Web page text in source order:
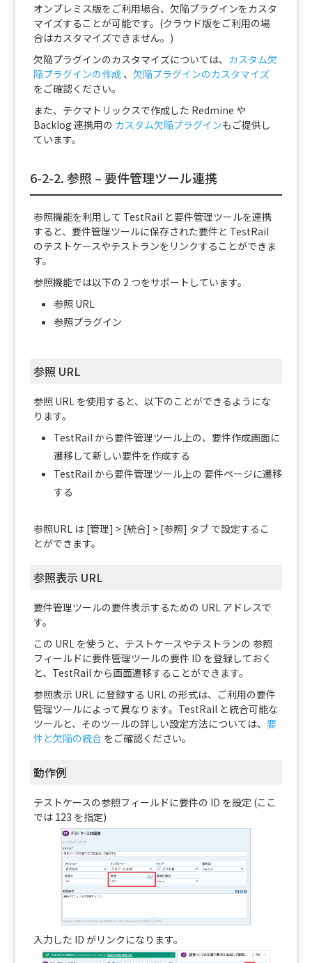
オンプレミス版をご利用場合、欠陥プラグインをカスタ
マイズすることが可能です。(クラウド版をご利用の場
合はカスタマイズできません。)
欠陥プラグインのカスタマイズについては、 カスタム欠
陥プラグインの作成、 欠陥プラグインのカスタマイズ
をご確認ください。
また、テクマトリックスで作成した Redmine や
Backlog 連携用の カスタム欠陥プラグインもご提供し
ています。
6-2-2. 参照 – 要件管理ツール連携
参照機能を利用して TestRail と要件管理ツールを連携
すると、要件管理ツールに保存された要件と TestRail
のテストケースやテストランをリンクすることができま
す。
参照機能では以下の 2 つをサポートしています。
参照 URL
参照プラグイン
参照 URL
参照 URL を使用すると、以下のことができるようにな
ります。
TestRail から要件管理ツール上の、要件作成画面に
遷移して新しい要件を作成する
TestRail から要件管理ツール上の 要件ページに遷移
する
参照URL は [管理] > [統合] > [参照] タブ で設定するこ
とができます。
参照表示 URL
要件管理ツールの要件表示するための URL アドレスで
す。
この URL を使うと、テストケースやテストランの 参照
フィールドに要件管理ツールの要件 ID を登録しておく
と、TestRail から画面遷移することができます。
参照表示 URL に登録する URL の形式は、ご利用の要件
管理ツールによって異なります。TestRail と統合可能な
ツールと、そのツールの詳しい設定方法については、 要
件と欠陥の統合をご確認ください。
動作例
テストケースの参照フィールドに要件の ID を設定 (ここ
では 123 を指定)
入力した ID がリンクになります。